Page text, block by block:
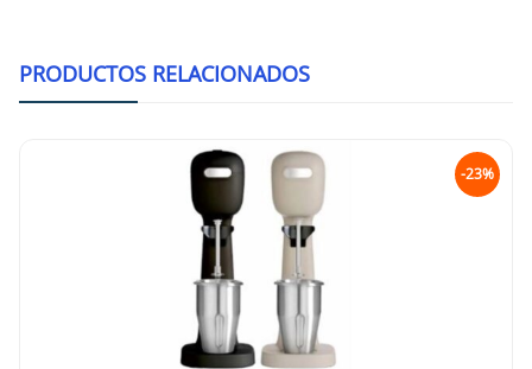
PRODUCTOS RELACIONADOS
-23%